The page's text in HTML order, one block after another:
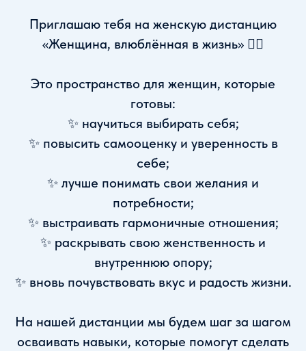
Приглашаю тебя на женскую дистанцию
«Женщина, влюблённая в жизнь» ❤️‍🔥
Это пространство для женщин, которые
готовы:
✨ научиться выбирать себя;
✨ повысить самооценку и уверенность в
себе;
✨ лучше понимать свои желания и
потребности;
✨ выстраивать гармоничные отношения;
✨ раскрывать свою женственность и
внутреннюю опору;
✨ вновь почувствовать вкус и радость жизни.
На нашей дистанции мы будем шаг за шагом
осваивать навыки, которые помогут сделать